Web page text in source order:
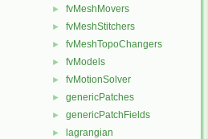
► fvMeshMovers
► fvMeshStitchers
► fvMeshTopoChangers
► fvModels
► fvMotionSolver
► genericPatches
► genericPatchFields
► lagrangian